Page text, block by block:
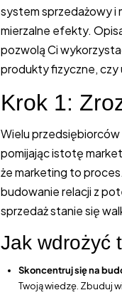
system sprzedażowy i
mierzalne efekty.
pozwolą Ci
produkty fizyczne, czy
Krok 1:
Wielu przedsiębiorców
pomijając istotę
że marketing to
budowanie relacji z
sprzedaż stanie się
Jak wdrożyć
Skoncentruj się na
Twoją wiedzę. Zbuduj